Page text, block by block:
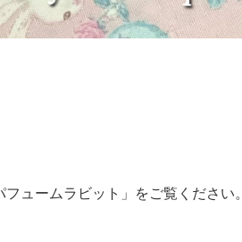
ュームラビット」をご覧ください。